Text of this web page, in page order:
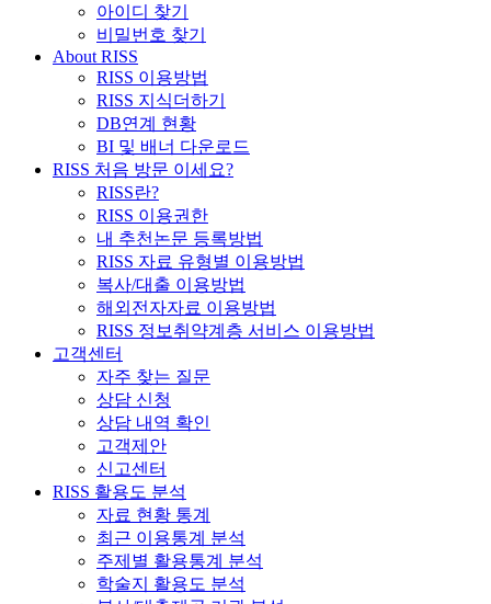
아이디 찾기
비밀번호 찾기
About RISS
RISS 이용방법
RISS 지식더하기
DB연계 현황
BI 및 배너 다운로드
RISS 처음 방문 이세요?
RISS란?
RISS 이용권한
내 추천논문 등록방법
RISS 자료 유형별 이용방법
복사/대출 이용방법
해외전자자료 이용방법
RISS 정보취약계층 서비스 이용방법
고객센터
자주 찾는 질문
상담 신청
상담 내역 확인
고객제안
신고센터
RISS 활용도 분석
자료 현황 통계
최근 이용통계 분석
주제별 활용통계 분석
학술지 활용도 분석